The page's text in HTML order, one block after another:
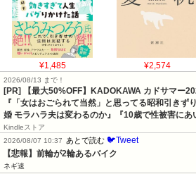
¥1,485 ¥2,574
2026/08/13 まで！
[PR]
【最大50%OFF】KADOKAWA カドサマー
『「女はおごられて当然」と思ってる昭和引きず
婚 モラハラ夫は変わるのか』『10歳で性被害にあ
Kindleストア
2026/08/07 10:37
あとで読む 🐦Tweet
【悲報】前輪が2輪あるバイク
ネギ速